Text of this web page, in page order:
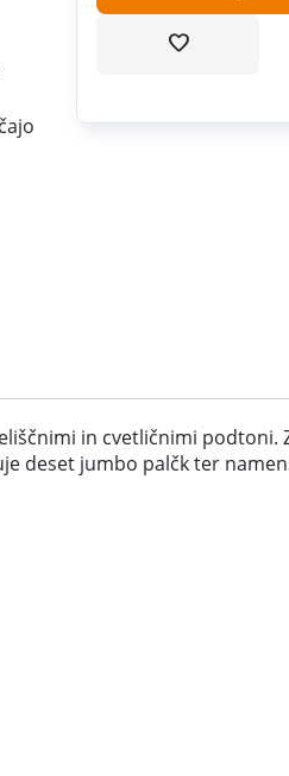
in cvetličnimi podtoni.
deset jumbo palčk ter